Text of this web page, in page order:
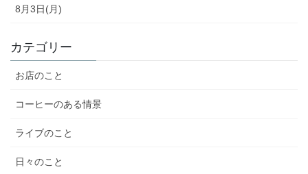
8月3日(月)
カテゴリー
お店のこと
コーヒーのある情景
ライブのこと
日々のこと